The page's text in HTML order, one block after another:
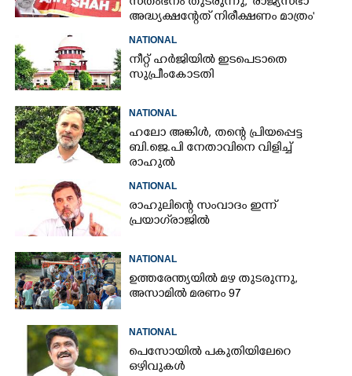
അദ്ധ്യക്ഷന്റേത് നിരീക്ഷണം മാത്രം'
NATIONAL
നീറ്റ് ഹർജിയിൽ ഇടപെടാതെ
സുപ്രീംകോടതി
NATIONAL
ഹലോ അങ്കിൾ,​ തന്റെ പ്രിയപ്പെട്ട
ബി.ജെ.പി നേതാവിനെ വിളിച്ച്
രാഹുൽ
NATIONAL
രാഹുലിന്റെ സംവാദം ഇന്ന്
പ്രയാഗ്‌രാജിൽ
NATIONAL
ഉത്തരേന്ത്യയിൽ മഴ തുടരുന്നു,​
അസാമിൽ മരണം 97
NATIONAL
പെസോയിൽ പകുതിയിലേറെ
ഒഴിവുകൾ